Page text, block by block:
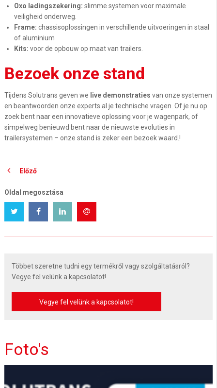
Többet szeretne tudni egy termékről vagy szolgáltatásról?
Vegye fel velünk a kapcsolatot!
Vegye fel velünk a kapcsolatot!
Oxo ladingszekering: slimme systemen voor maximale
veiligheid onderweg.
Frame: chassisoplossingen in verschillende uitvoeringen in staal
of aluminium
Kits: voor de opbouw op maat van trailers.
Bezoek onze stand
Tijdens Solutrans geven we live demonstraties van onze systemen
en beantwoorden onze experts al je technische vragen. Of je nu op
zoek bent naar een innovatieve oplossing voor je wagenpark, of
simpelweg benieuwd bent naar de nieuwste evoluties in
trailersystemen – onze stand is zeker een bezoek waard.!
Előző
Oldal megosztása
Foto's